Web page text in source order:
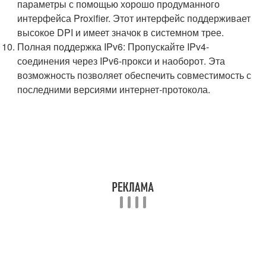
параметры с помощью хорошо продуманного
интерфейса Proxifier. Этот интерфейс поддерживает
высокое DPI и имеет значок в системном трее.
Полная поддержка IPv6: Пропускайте IPv4-
соединения через IPv6-прокси и наоборот. Эта
возможность позволяет обеспечить совместимость с
последними версиями интернет-протокола.